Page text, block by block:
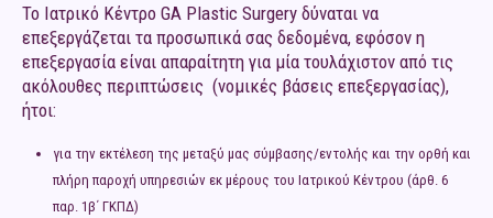
Το Ιατρικό Κέντρο GA Plastic Surgery δύναται να
επεξεργάζεται τα προσωπικά σας δεδομένα, εφόσον η
επεξεργασία είναι απαραίτητη για μία τουλάχιστον από τις
ακόλουθες περιπτώσεις (νομικές βάσεις επεξεργασίας),
ήτοι:
για την εκτέλεση της μεταξύ μας σύμβασης/εντολής και την ορθή και
πλήρη παροχή υπηρεσιών εκ μέρους του Ιατρικού Κέντρου (άρθ. 6
παρ. 1β΄ ΓΚΠΔ)